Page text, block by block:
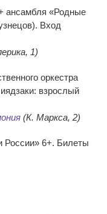
ансамбля «Родные
Вход
1)
оркестра
взрослый
(К. Маркса, 2)
России» 6+. Билеты